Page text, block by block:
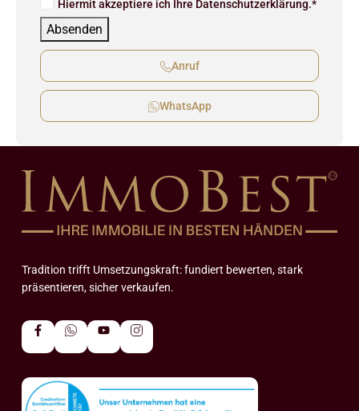
Hiermit akzeptiere ich Ihre Datenschutzerklärung.*
Absenden
Anruf
WhatsApp
Tradition trifft Umsetzungskraft: fundiert bewerten, stark
präsentieren, sicher verkaufen.